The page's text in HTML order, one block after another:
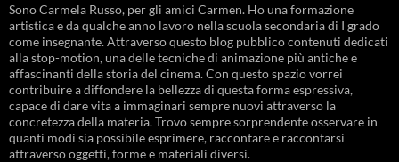
Sono Carmela Russo, per gli amici Carmen. Ho una formazione
artistica e da qualche anno lavoro nella scuola secondaria di I grado
come insegnante. Attraverso questo blog pubblico contenuti dedicati
alla stop-motion, una delle tecniche di animazione più antiche e
affascinanti della storia del cinema. Con questo spazio vorrei
contribuire a diffondere la bellezza di questa forma espressiva,
capace di dare vita a immaginari sempre nuovi attraverso la
concretezza della materia. Trovo sempre sorprendente osservare in
quanti modi sia possibile esprimere, raccontare e raccontarsi
attraverso oggetti, forme e materiali diversi.